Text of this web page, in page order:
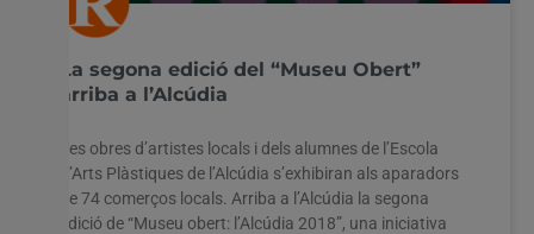
La segona edició del “Museu Obert”
arriba a l’Alcúdia
Les obres d’artistes locals i dels alumnes de l’Escola
d’Arts Plàstiques de l’Alcúdia s’exhibiran als aparadors
de 74 comerços locals. Arriba a l’Alcúdia la segona
edició de “Museu obert: l’Alcúdia 2018”, una iniciativa